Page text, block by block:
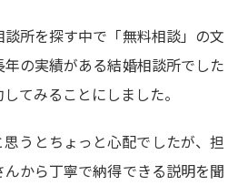
所を探す中で「無料相談」の文
の実績がある結婚相談所でした
てみることにしました。
うとちょっと心配でしたが、担
から丁寧で納得できる説明を聞